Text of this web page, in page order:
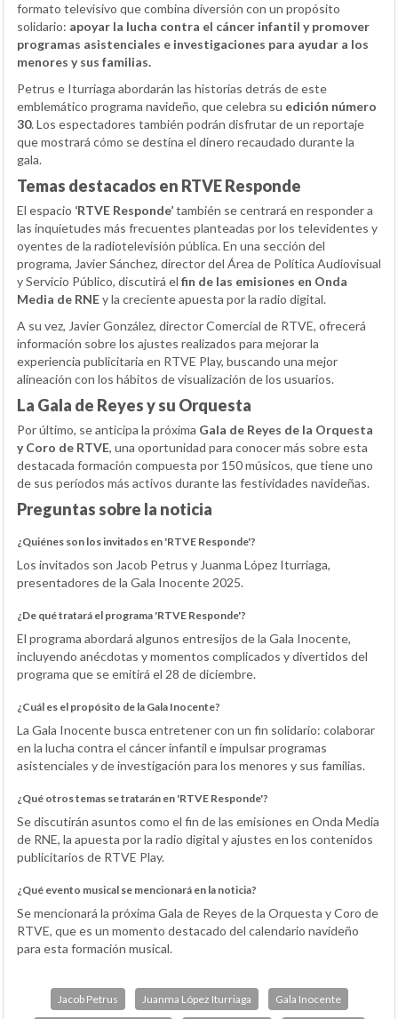
formato televisivo que combina diversión con un propósito
solidario: apoyar la lucha contra el cáncer infantil y promover
programas asistenciales e investigaciones para ayudar a los
menores y sus familias.
Petrus e Iturriaga abordarán las historias detrás de este
emblemático programa navideño, que celebra su edición número
30. Los espectadores también podrán disfrutar de un reportaje
que mostrará cómo se destina el dinero recaudado durante la
gala.
Temas destacados en RTVE Responde
El espacio ‘RTVE Responde’también se centrará en responder a
las inquietudes más frecuentes planteadas por los televidentes y
oyentes de la radiotelevisión pública. En una sección del
programa, Javier Sánchez, director del Área de Política Audiovisual
y Servicio Público, discutirá el fin de las emisiones en Onda
Media de RNEy la creciente apuesta por la radio digital.
A su vez, Javier González, director Comercial de RTVE, ofrecerá
información sobre los ajustes realizados para mejorar la
experiencia publicitaria en RTVE Play, buscando una mejor
alineación con los hábitos de visualización de los usuarios.
La Gala de Reyes y su Orquesta
Por último, se anticipa la próxima Gala de Reyes de la Orquesta
y Coro de RTVE, una oportunidad para conocer más sobre esta
destacada formación compuesta por 150 músicos, que tiene uno
de sus períodos más activos durante las festividades navideñas.
Preguntas sobre la noticia
¿Quiénes son los invitados en 'RTVE Responde'?
Los invitados son Jacob Petrus y Juanma López Iturriaga,
presentadores de la Gala Inocente 2025.
¿De qué tratará el programa 'RTVE Responde'?
El programa abordará algunos entresijos de la Gala Inocente,
incluyendo anécdotas y momentos complicados y divertidos del
programa que se emitirá el 28 de diciembre.
¿Cuál es el propósito de la Gala Inocente?
La Gala Inocente busca entretener con un fin solidario: colaborar
en la lucha contra el cáncer infantil e impulsar programas
asistenciales y de investigación para los menores y sus familias.
¿Qué otros temas se tratarán en 'RTVE Responde'?
Se discutirán asuntos como el fin de las emisiones en Onda Media
de RNE, la apuesta por la radio digital y ajustes en los contenidos
publicitarios de RTVE Play.
¿Qué evento musical se mencionará en la noticia?
Se mencionará la próxima Gala de Reyes de la Orquesta y Coro de
RTVE, que es un momento destacado del calendario navideño
para esta formación musical.
Jacob Petrus Juanma López Iturriaga Gala Inocente